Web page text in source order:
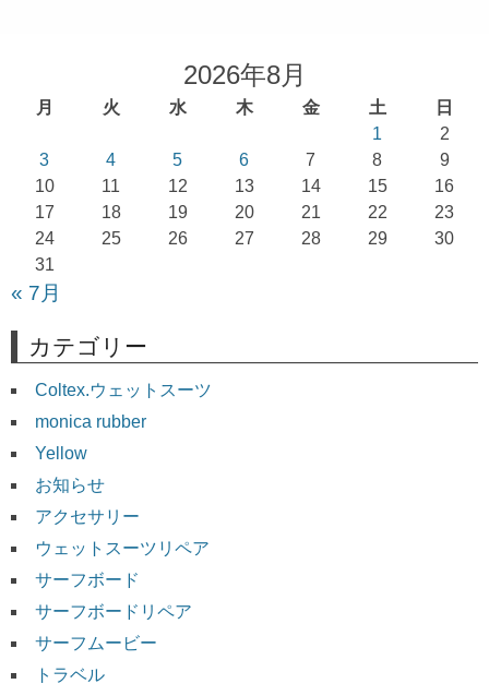
2026年8月
月 火 水 木 金 土
日
1
2
3
4 5 6 7 8
9
10
11 12 13 14 15
16
17
18 19 20 21 22
23
24
25 26 27 28 29
30
31
« 7月
カテゴリー
Coltex.ウェットスーツ
monica rubber
Yellow
お知らせ
アクセサリー
ウェットスーツリペア
サーフボード
サーフボードリペア
サーフムービー
トラベル